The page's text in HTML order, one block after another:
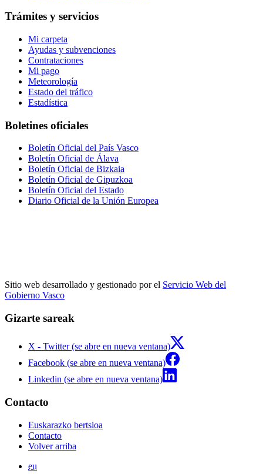
Trámites y servicios
Mi carpeta
Ayudas y subvenciones
Contrataciones
Mi pago
Meteorología
Estado del tráfico
Estadística
Boletines oficiales
Boletín Oficial del País Vasco
Boletín Oficial de Álava
Boletín Oficial de Bizkaia
Boletín Oficial de Gipuzkoa
Boletín Oficial del Estado
Diario Oficial de la Unión Europea
Sitio web desarrollado y gestionado por el Servicio Web del
Gobierno Vasco
Gizarte sareak
X - Twitter (se abre en nueva ventana)
Facebook (se abre en nueva ventana)
Linkedin (se abre en nueva ventana)
Contacto
Euskarazko bertsioa
Contacto
Volver arriba
eu